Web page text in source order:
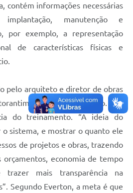
contém informações necessárias
manutenção e
por exemplo, a representação
de características físicas e
pelo arquiteto e diretor de obras
Everton Amaranto. Ele
do treinamento. “A ideia do
sistema, e mostrar o quanto ele
de projetos e obras, trazendo
orçamentos, economia de tempo
mais transparência na
Segundo Everton, a meta é que